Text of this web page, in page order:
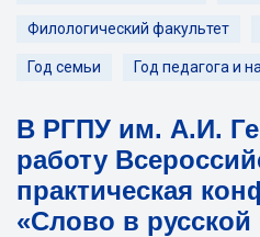
Филологический факультет
Год семьи Год педагога и
В РГПУ им. А.И.
работу
практическая
«Слово в русской